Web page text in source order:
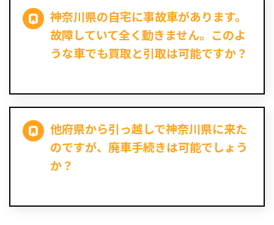
神奈川県の自宅に事故車があります。
故障していて全く動きません。このよ
うな車でも買取と引取は可能ですか？
他府県から引っ越しで神奈川県に来た
のですが、廃車手続きは可能でしょう
か？